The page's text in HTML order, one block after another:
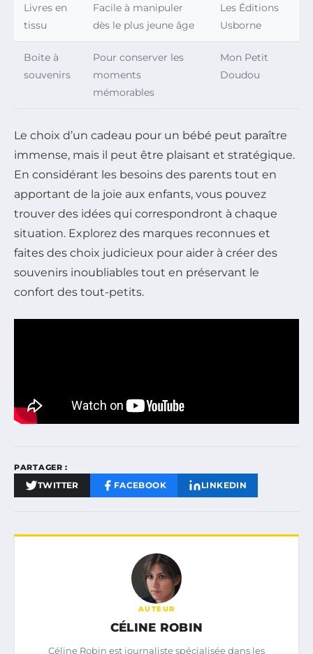
Livres en
tissu
Facile à manipuler
dès le plus jeune âge
Les Éditions
Usborne
Boite à
souvenirs
Pour conserver les
moments
mémorables
Mon Petit
Doudou
Le choix d’un cadeau pour un bébé peut paraître
immense, mais il peut être plaisant et stratégique.
En considérant les besoins des parents tout en
apportant de la joie aux enfants, vous pouvez
trouver des idées qui correspondront à chaque
situation. Explorez des marques reconnues et
faites des choix judicieux pour aider à créer des
souvenirs inoubliables tout en préservant le
confort des tout-petits.
PARTAGER :
TWITTER FACEBOOK LINKEDIN
AUTEUR
CÉLINE ROBIN
Céline Robin est journaliste spécialisée dans les